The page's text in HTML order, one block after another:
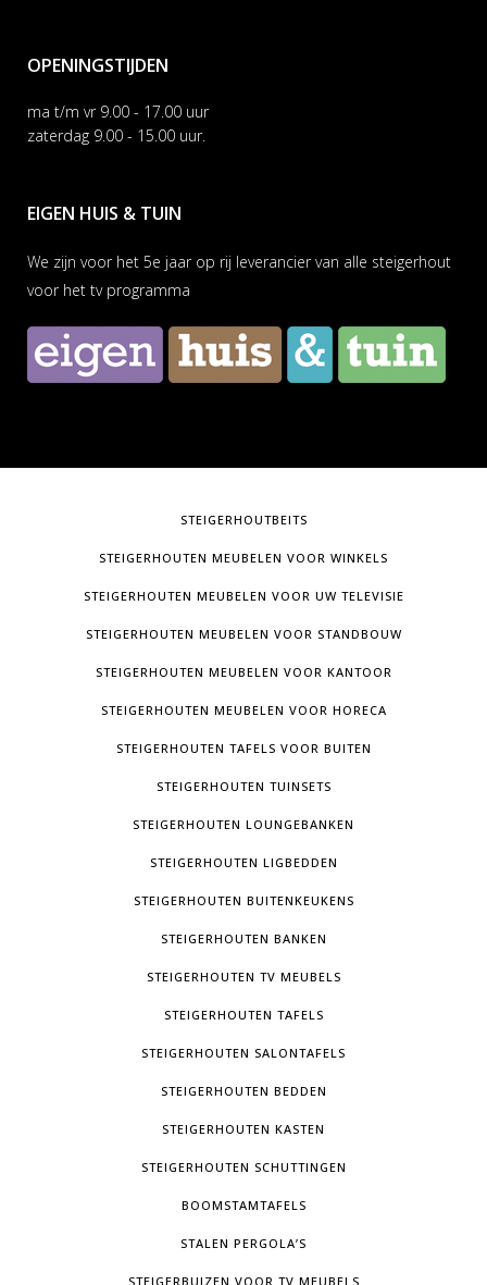
OPENINGSTIJDEN
ma t/m vr 9.00 - 17.00 uur
zaterdag 9.00 - 15.00 uur.
EIGEN HUIS & TUIN
We zijn voor het 5e jaar op rij leverancier van alle steigerhout
voor het tv programma
STEIGERHOUTBEITS
STEIGERHOUTEN MEUBELEN VOOR WINKELS
STEIGERHOUTEN MEUBELEN VOOR UW TELEVISIE
STEIGERHOUTEN MEUBELEN VOOR STANDBOUW
STEIGERHOUTEN MEUBELEN VOOR KANTOOR
STEIGERHOUTEN MEUBELEN VOOR HORECA
STEIGERHOUTEN TAFELS VOOR BUITEN
STEIGERHOUTEN TUINSETS
STEIGERHOUTEN LOUNGEBANKEN
STEIGERHOUTEN LIGBEDDEN
STEIGERHOUTEN BUITENKEUKENS
STEIGERHOUTEN BANKEN
STEIGERHOUTEN TV MEUBELS
STEIGERHOUTEN TAFELS
STEIGERHOUTEN SALONTAFELS
STEIGERHOUTEN BEDDEN
STEIGERHOUTEN KASTEN
STEIGERHOUTEN SCHUTTINGEN
BOOMSTAMTAFELS
STALEN PERGOLA’S
STEIGERBUIZEN VOOR TV MEUBELS